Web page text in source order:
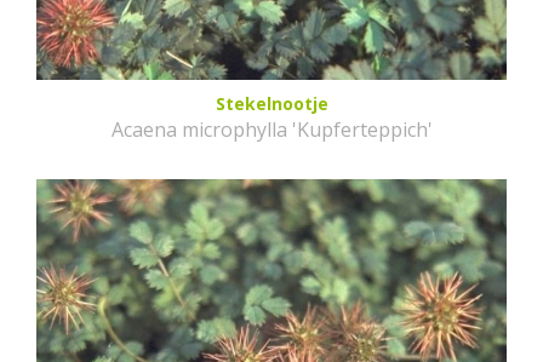
Stekelnootje
Acaena microphylla 'Kupferteppich'